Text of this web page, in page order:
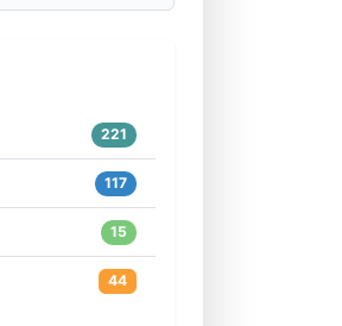
221
117
15
44